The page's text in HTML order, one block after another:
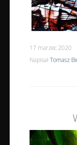
17 marzec 2020
Napisał Tomasz